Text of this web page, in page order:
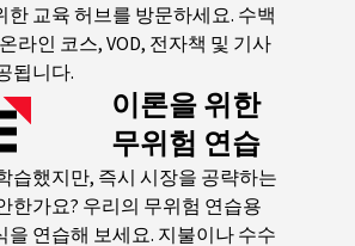
한 교육 허브를 방문하세요. 수백
라인 코스, VOD, 전자책 및 기사
됩니다.
이론을 위한
무위험 연습
습했지만, 즉시 시장을 공략하는
한가요? 우리의 무위험 연습용
을 연습해 보세요. 지불이나 수수